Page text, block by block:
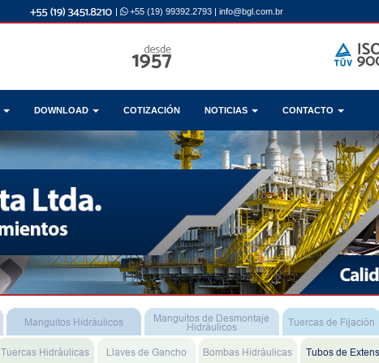
| +55 (19) 99392.2793 | info@bgl.com.br
DOWNLOAD COTIZACIÓN NOTICIAS CONTACTO